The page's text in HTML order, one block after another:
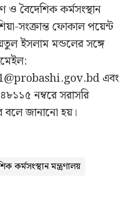
ও বৈদেশিক কর্মসংস্থান
সংক্রান্ত ফোকাল পয়েন্ট
ইসলাম মন্ডলের সঙ্গে
এবং
নম্বরে সরাসরি
বলে জানানো হয়।
কর্মসংস্থান মন্ত্রণালয়